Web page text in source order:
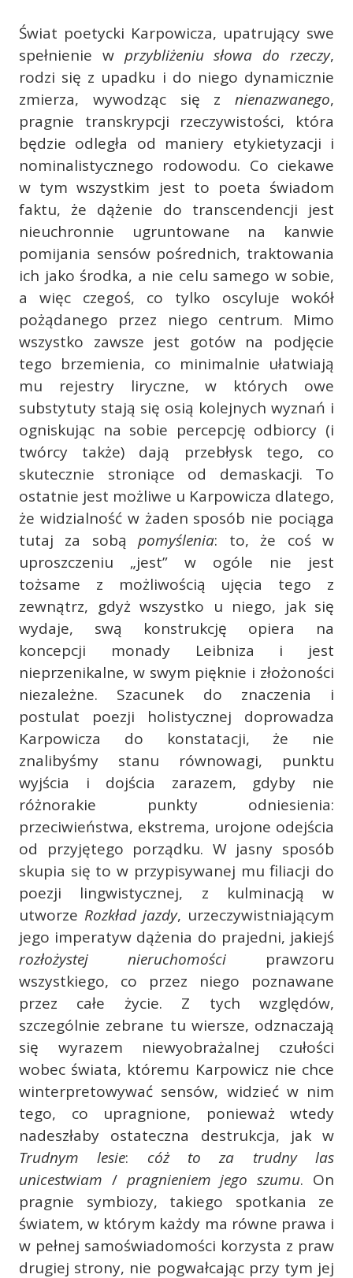
Świat poetycki Karpowicza, upatrujący swe
spełnienie w przybliżeniu słowa do rzeczy,
rodzi się z upadku i do niego dynamicznie
zmierza, wywodząc się z nienazwanego,
pragnie transkrypcji rzeczywistości, która
będzie odległa od maniery etykietyzacji i
nominalistycznego rodowodu. Co ciekawe
w tym wszystkim jest to poeta świadom
faktu, że dążenie do transcendencji jest
nieuchronnie ugruntowane na kanwie
pomijania sensów pośrednich, traktowania
ich jako środka, a nie celu samego w sobie,
a więc czegoś, co tylko oscyluje wokół
pożądanego przez niego centrum. Mimo
wszystko zawsze jest gotów na podjęcie
tego brzemienia, co minimalnie ułatwiają
mu rejestry liryczne, w których owe
substytuty stają się osią kolejnych wyznań i
ogniskując na sobie percepcję odbiorcy (i
twórcy także) dają przebłysk tego, co
skutecznie stroniące od demaskacji. To
ostatnie jest możliwe u Karpowicza dlatego,
że widzialność w żaden sposób nie pociąga
tutaj za sobąpomyślenia: to, że coś w
uproszczeniu „jest” w ogóle nie jest
tożsame z możliwością ujęcia tego z
zewnątrz, gdyż wszystko u niego, jak się
wydaje, swą konstrukcję opiera na
koncepcji monady Leibniza i jest
nieprzenikalne, w swym pięknie i złożoności
niezależne. Szacunek do znaczenia i
postulat poezji holistycznej doprowadza
Karpowicza do konstatacji, że nie
znalibyśmy stanu równowagi, punktu
wyjścia i dojścia zarazem, gdyby nie
różnorakie punkty odniesienia:
przeciwieństwa, ekstrema, urojone odejścia
od przyjętego porządku. W jasny sposób
skupia się to w przypisywanej mu filiacji do
poezji lingwistycznej, z kulminacją w
utworze Rozkład jazdy, urzeczywistniającym
jego imperatyw dążenia do prajedni, jakiejś
rozłożystej nieruchomości prawzoru
wszystkiego, co przez niego poznawane
przez całe życie. Z tych względów,
szczególnie zebrane tu wiersze, odznaczają
się wyrazem niewyobrażalnej czułości
wobec świata, któremu Karpowicz nie chce
winterpretowywać sensów, widzieć w nim
tego, co upragnione, ponieważ wtedy
nadeszłaby ostateczna destrukcja, jak w
Trudnym lesie: cóż to za trudny las
unicestwiam / pragnieniem jego szumu. On
pragnie symbiozy, takiego spotkania ze
światem, w którym każdy ma równe prawa i
w pełnej samoświadomości korzysta z praw
drugiej strony, nie pogwałcając przy tym jej